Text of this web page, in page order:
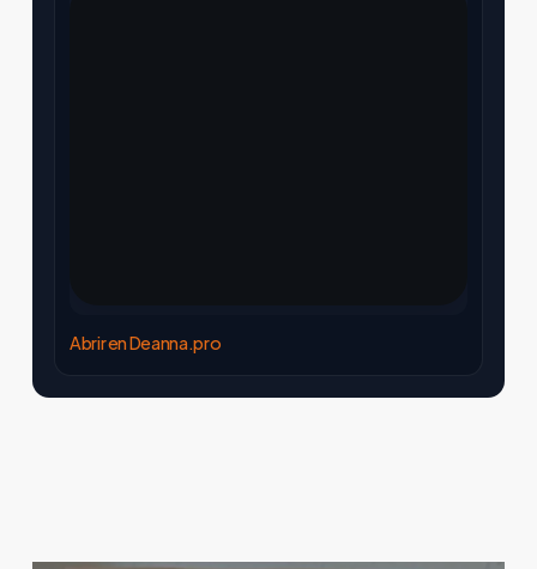
Abrir en Deanna.pro